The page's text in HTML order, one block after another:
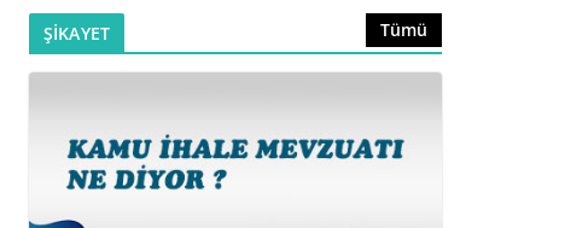
Muayene ve Kabul
Komisyonunun
Kurulmaması
ŞİKAYET Tümü